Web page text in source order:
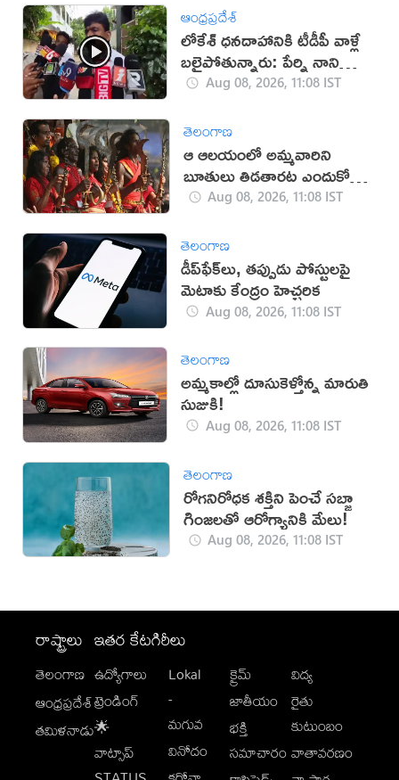
ఆంధ్రప్రదేశ్
లోకేశ్ ధనదాహానికి టీడీపీ వాళ్లే
బలైపోతున్నారు: పేర్ని నాని
(వీడియో)
Aug 08, 2026, 11:08 IST
తెలంగాణ
ఆ ఆలయంలో అమ్మవారిని
బూతులు తిడతారట ఎందుకో
తెలుసా?
Aug 08, 2026, 11:08 IST
తెలంగాణ
డీప్‌ఫేక్‌లు, తప్పుడు పోస్టులపై
మెటాకు కేంద్రం హెచ్చరిక
Aug 08, 2026, 11:08 IST
తెలంగాణ
అమ్మకాల్లో దూసుకెళ్తోన్న మారుతి
సుజుకి!
Aug 08, 2026, 11:08 IST
తెలంగాణ
రోగనిరోధక శక్తిని పెంచే సబ్జా
గింజలతో ఆరోగ్యానికి మేలు!
Aug 08, 2026, 11:08 IST
రాష్ట్రాలు
తెలంగాణ
ఆంధ్రప్రదేశ్
తమిళనాడు
ఇతర కేటగిరీలు
ఉద్యోగాలు
ట్రెండింగ్
🌟
వాట్సాప్
Lokal
-
మగువ
వినోదం
క్రైమ్
జాతీయం
భక్తి
సమాచారం
విద్య
రైతు
కుటుంబం
వాతావరణం